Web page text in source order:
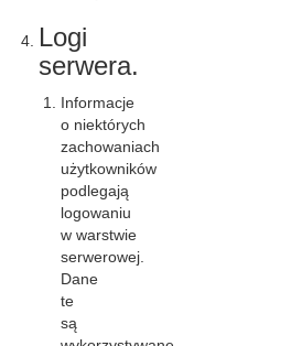
Logi
serwera.
Informacje
o niektórych
zachowaniach
użytkowników
podlegają
logowaniu
w warstwie
serwerowej.
Dane
te
są